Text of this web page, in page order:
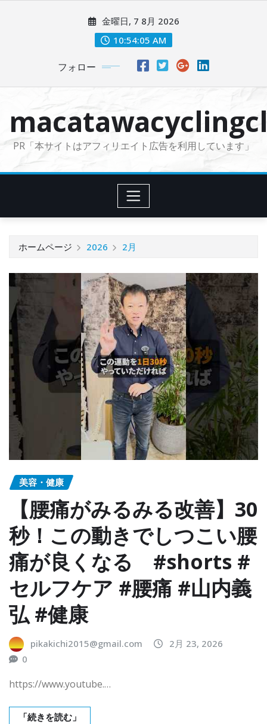
に
金曜日, 7 8月 2026
10:54:07 AM
フォロー
PR「本サイトはアフィリエイト広告を利用しています」
ホームページ 2026 2月
美容・健康
【腰痛がみるみる改善】30
秒！この動きでしつこい腰
痛が良くなる #shorts #
セルフケア #腰痛 #山内義
弘 #健康
pikakichi2015@gmail.com
2月 23, 2026
0
https://www.youtube.…
「続きを読む」